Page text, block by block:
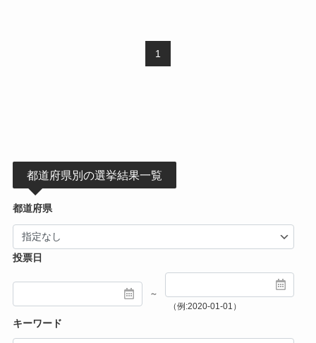
1
都道府県別の選挙結果一覧
都道府県
投票日
～
（例:2020-01-01）
キーワード